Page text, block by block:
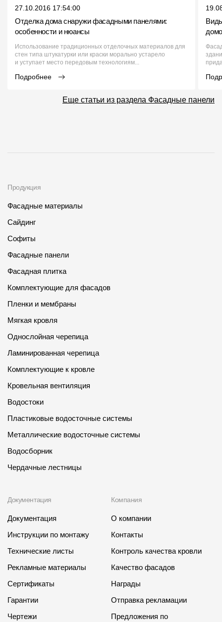
27.10.2016 17:54:00
Отделка дома снаружи фасадными панелями:
особенности и нюансы
Использование традиционных отделочных материалов для
стен типа штукатурки или краски морально устарело
и уступает место передовым технологиям...
Подробнее
Еще статьи из раздела Фасадные панели
Продукция
Фасадные материалы
Сайдинг
Софиты
Фасадные панели
Фасадная плитка
Комплектующие для фасадов
Пленки и мембраны
Мягкая кровля
Однослойная черепица
Ламинированная черепица
Комплектующие к кровле
Кровельная вентиляция
Водостоки
Пластиковые водосточные системы
Металлические водосточные системы
Водосборник
Чердачные лестницы
Документация
Документация
Инструкции по монтажу
Технические листы
Рекламные материалы
Сертификаты
Гарантии
Чертежи
Компания
О компании
Контакты
Контроль качества кровли
Качество фасадов
Награды
Отправка рекламации
Предложения по